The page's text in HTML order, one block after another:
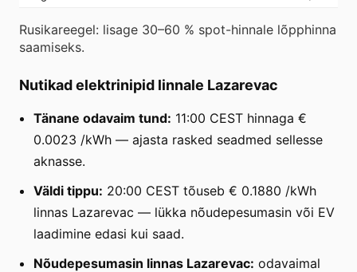
Rusikareegel: lisage 30–60 % spot-hinnale lõpphinna
saamiseks.
Nutikad elektrinipid linnale Lazarevac
Tänane odavaim tund: 11:00 CEST hinnaga €
0.0023 /kWh — ajasta rasked seadmed sellesse
aknasse.
Väldi tippu: 20:00 CEST tõuseb € 0.1880 /kWh
linnas Lazarevac — lükka nõudepesumasin või EV
laadimine edasi kui saad.
Nõudepesumasin linnas Lazarevac: odavaimal